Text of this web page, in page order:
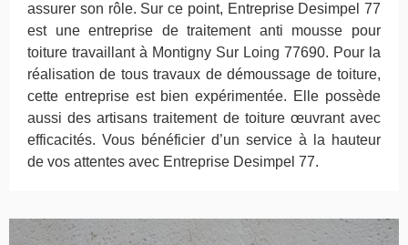
assurer son rôle. Sur ce point, Entreprise Desimpel 77
est une entreprise de traitement anti mousse pour
toiture travaillant à Montigny Sur Loing 77690. Pour la
réalisation de tous travaux de démoussage de toiture,
cette entreprise est bien expérimentée. Elle possède
aussi des artisans traitement de toiture œuvrant avec
efficacités. Vous bénéficier d’un service à la hauteur
de vos attentes avec Entreprise Desimpel 77.